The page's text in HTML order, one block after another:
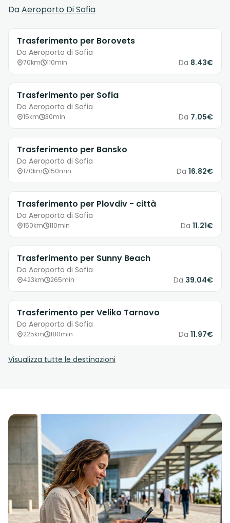
DaAeroporto Di Sofia
Trasferimento per Borovets
Da Aeroporto di Sofia
70km 110min Da 8.43€
Trasferimento per Sofia
Da Aeroporto di Sofia
15km 30min Da 7.05€
Trasferimento per Bansko
Da Aeroporto di Sofia
170km 150min Da 16.82€
Trasferimento per Plovdiv - città
Da Aeroporto di Sofia
150km 110min Da 11.21€
Trasferimento per Sunny Beach
Da Aeroporto di Sofia
423km 265min Da 39.04€
Trasferimento per Veliko Tarnovo
Da Aeroporto di Sofia
225km 180min Da 11.97€
Visualizza tutte le destinazioni